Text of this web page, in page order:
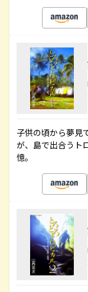
子供の頃から夢見
が、島で出合うト
憶。